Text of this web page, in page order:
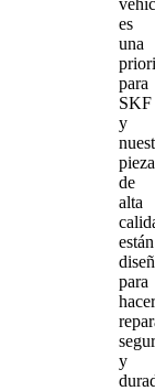
es
una
para
SKF
y
de
alta
están
para
hacer
y